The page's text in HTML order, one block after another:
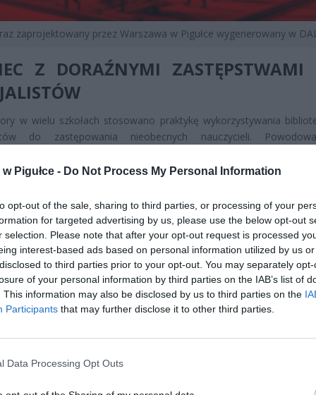
Pigułce - Do Not Process My Personal Information
opt-out of the sale, sharing to third parties, or processing of your
for targeted advertising by us, please use the below opt-out
selection. Please note that after your opt-out request is processed
interest-based ads based on personal information utilized by us
to third parties prior to your opt-out. You may separately
of your personal information by third parties on the IAB’s list of
This information may also be disclosed by us to third parties on the
Participants that may further disclose it to other third parties.
Data Processing Opt Outs
zaprojektowany przez Warszawa w Pigułce wygenerowany w
Z DORAŹNYMI ZASTĘPSTWAMI
w wielu szkołach stosowano praktykę wykorzystywania
do zastępowania nieobecnych nauczycieli.
uczniów czy prowadzenie zajęć terapeutycznych. Co więcej,
zakazać tych praktyk.